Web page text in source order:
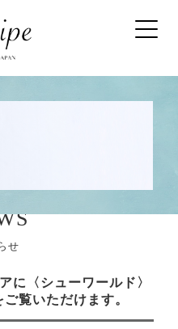
せ
に〈シューワールド〉
覧いただけます。